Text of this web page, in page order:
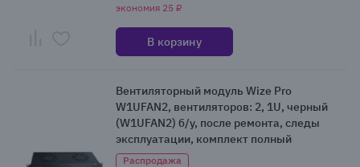
экономия 25 ₽
В корзину
Вентиляторный модуль Wize Pro
W1UFAN2, вентиляторов: 2, 1U, черный
(W1UFAN2) б/у, после ремонта, следы
эксплуатации, комплект полный
Распродажа